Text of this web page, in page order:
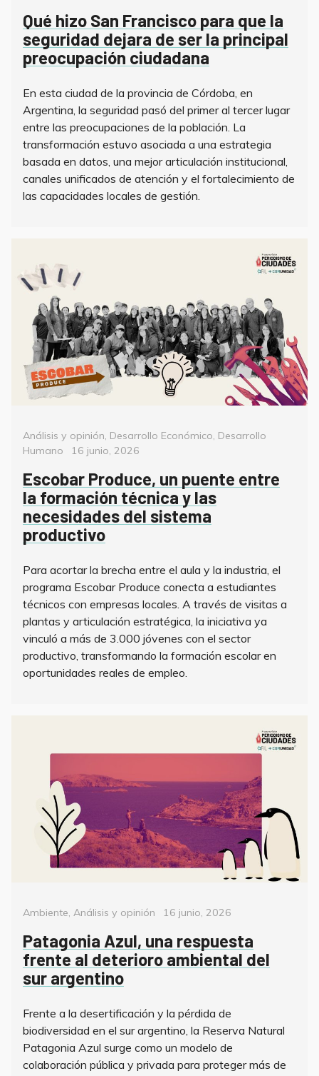
Qué hizo San Francisco para que la
seguridad dejara de ser la principal
preocupación ciudadana
En esta ciudad de la provincia de Córdoba, en
Argentina, la seguridad pasó del primer al tercer lugar
entre las preocupaciones de la población. La
transformación estuvo asociada a una estrategia
basada en datos, una mejor articulación institucional,
canales unificados de atención y el fortalecimiento de
las capacidades locales de gestión.
Categorías
Análisis y opinión, Desarrollo Económico, Desarrollo
Humano
Posted
16 junio, 2026
Escobar Produce, un puente entre
la formación técnica y las
necesidades del sistema
productivo
Para acortar la brecha entre el aula y la industria, el
programa Escobar Produce conecta a estudiantes
técnicos con empresas locales. A través de visitas a
plantas y articulación estratégica, la iniciativa ya
vinculó a más de 3.000 jóvenes con el sector
productivo, transformando la formación escolar en
oportunidades reales de empleo.
Categorías
Ambiente, Análisis y opinión
Posted
16 junio, 2026
Patagonia Azul, una respuesta
frente al deterioro ambiental del
sur argentino
Frente a la desertificación y la pérdida de
biodiversidad en el sur argentino, la Reserva Natural
Patagonia Azul surge como un modelo de
colaboración pública y privada para proteger más de